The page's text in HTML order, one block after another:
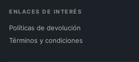
ENLACES DE INTERÉS
Políticas de devolución
Términos y condiciones